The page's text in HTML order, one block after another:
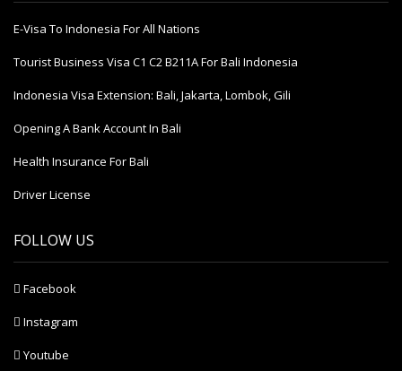
E-Visa To Indonesia For All Nations
Tourist Business Visa С1 С2 B211A For Bali Indonesia
Indonesia Visa Extension: Bali, Jakarta, Lombok, Gili
Opening A Bank Account In Bali
Health Insurance For Bali
Driver License
FOLLOW US
Facebook
Instagram
Youtube